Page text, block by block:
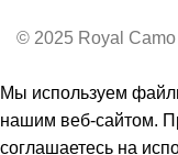
© 2025 Royal Camo
Мы используем
нашим веб-сайтом.
соглашаетесь на